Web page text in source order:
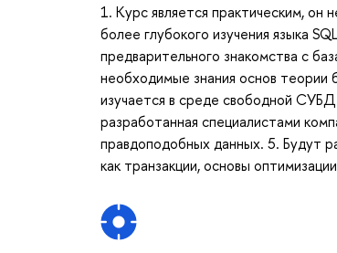
1. Курс является практическим, он
более глубокого изучения языка
предварительного знакомства с
необходимые знания основ теории
изучается в среде свободной СУБД
разработанная специалистами
правдоподобных данных. 5. Будут
как транзакции, основы